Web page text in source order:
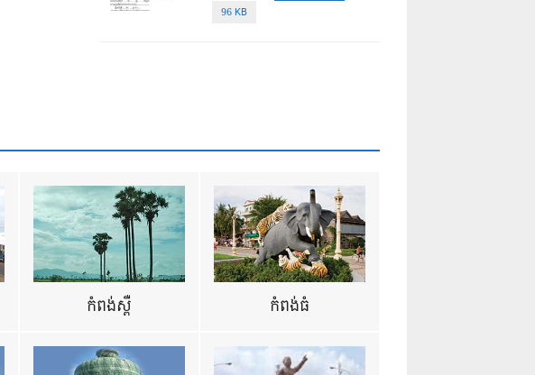
96 KB
កំពង់ស្ពឺ កំពង់ធំ